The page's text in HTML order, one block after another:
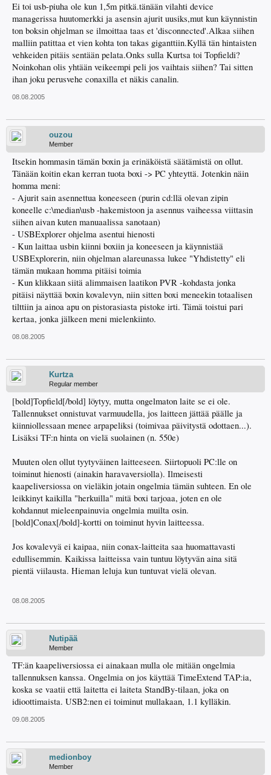
Ei toi usb-piuha ole kun 1,5m pitkä.tänään vilahti device
managerissa huutomerkki ja asensin ajurit uusiks,mut kun käynnistin
ton boksin ohjelman se ilmoittaa taas et 'disconnected'.Alkaa siihen
malliin patittaa et vien kohta ton takas giganttiin.Kyllä tän hintaisten
vehkeiden pitäis sentään pelata.Onks sulla Kurtsa toi Topfieldi?
Noinkohan olis yhtään veikeempi peli jos vaihtais siihen? Tai sitten
ihan joku perusvehe conaxilla et näkis canalin.
08.08.2005
ouzou
Member
Itsekin hommasin tämän boxin ja erinäköistä säätämistä on ollut.
Tänään koitin ekan kerran tuota boxi -> PC yhteyttä. Jotenkin näin
homma meni:
- Ajurit sain asennettua koneeseen (purin cd:llä olevan zipin
koneelle c:\median\usb -hakemistoon ja asennus vaiheessa viittasin
siihen aivan kuten manuaalissa sanotaan)
- USBExplorer ohjelma asentui hienosti
- Kun laittaa usbin kiinni boxiin ja koneeseen ja käynnistää
USBExplorerin, niin ohjelman alareunassa lukee "Yhdistetty" eli
tämän mukaan homma pitäisi toimia
- Kun klikkaan siitä alimmaisen laatikon PVR -kohdasta jonka
pitäisi näyttää boxin kovalevyn, niin sitten boxi meneekin totaalisen
tilttiin ja ainoa apu on pistorasiasta pistoke irti. Tämä toistui pari
kertaa, jonka jälkeen meni mielenkiinto.
08.08.2005
Kurtza
Regular member
[bold]Topfield[/bold] löytyy, mutta ongelmaton laite se ei ole.
Tallennukset onnistuvat varmuudella, jos laitteen jättää päälle ja
kiinniollessaan menee arpapeliksi (toimivaa päivitystä odottaen...).
Lisäksi TF:n hinta on vielä suolainen (n. 550e)
Muuten olen ollut tyytyväinen laitteeseen. Siirtopuoli PC:lle on
toiminut hienosti (ainakin haravaversiolla). Ilmeisesti
kaapeliversiossa on vieläkin jotain ongelmia tämän suhteen. En ole
leikkinyt kaikilla "herkuilla" mitä boxi tarjoaa, joten en ole
kohdannut mieleenpainuvia ongelmia muilta osin.
[bold]Conax[/bold]-kortti on toiminut hyvin laitteessa.
Jos kovalevyä ei kaipaa, niin conax-laitteita saa huomattavasti
edullisemmin. Kaikissa laitteissa vain tuntuu löytyvän aina sitä
pientä viilausta. Hieman leluja kun tuntuvat vielä olevan.
08.08.2005
Nutipää
Member
TF:än kaapeliversiossa ei ainakaan mulla ole mitään ongelmia
tallennuksen kanssa. Ongelmia on jos käyttää TimeExtend TAP:ia,
koska se vaatii että laitetta ei laiteta StandBy-tilaan, joka on
idioottimaista. USB2:nen ei toiminut mullakaan, 1.1 kylläkin.
09.08.2005
medionboy
Member